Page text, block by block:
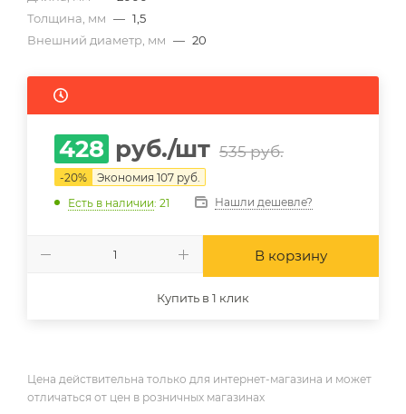
Толщина, мм — 1,5
Внешний диаметр, мм — 20
428 руб./шт 535руб.
-20% Экономия 107 руб.
Есть в наличии: 21 Нашли дешевле?
В корзину
Купить в 1 клик
Цена действительна только для интернет-магазина и может
отличаться от цен в розничных магазинах